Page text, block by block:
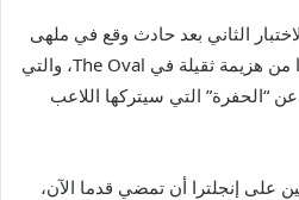
عن الاختبار الثاني بعد حادث وقع في ملهى
ليلي بلندن، حيث عانت إنجلترا من هزيمة ثقيلة في The Oval، والتي
“الحفرة” التي سيتركها اللاعب
على إنجلترا أن تمضي قدما الآن،